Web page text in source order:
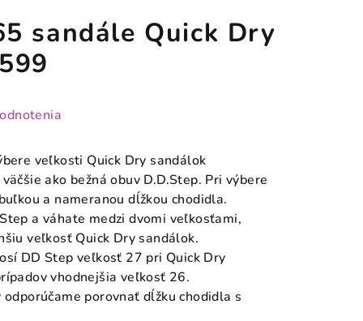
sandále Quick Dry
veľkosti Quick Dry sandálok
ako bežná obuv D.D.Step. Pri výbere
a nameranou dĺžkou chodidla.
a váhate medzi dvomi veľkosťami,
veľkosť Quick Dry sandálok.
DD Step veľkosť 27 pri Quick Dry
vhodnejšia veľkosť 26.
porovnať dĺžku chodidla s